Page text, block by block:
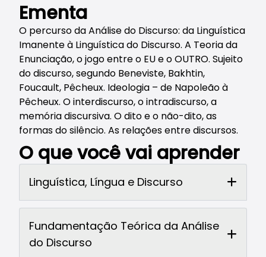
Ementa
O percurso da Análise do Discurso: da Linguística
Imanente à Linguística do Discurso. A Teoria da
Enunciação, o jogo entre o EU e o OUTRO. Sujeito
do discurso, segundo Beneviste, Bakhtin,
Foucault, Pêcheux. Ideologia – de Napoleão à
Pêcheux. O interdiscurso, o intradiscurso, a
memória discursiva. O dito e o não-dito, as
formas do silêncio. As relações entre discursos.
O que você vai aprender
Linguística, Língua e Discurso
Fundamentação Teórica da Análise
do Discurso